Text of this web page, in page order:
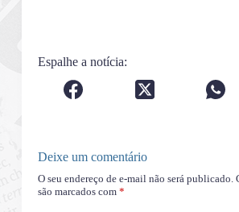
Espalhe a notícia:
Deixe um comentário
O seu endereço de e-mail não será publicado.
são marcados com *